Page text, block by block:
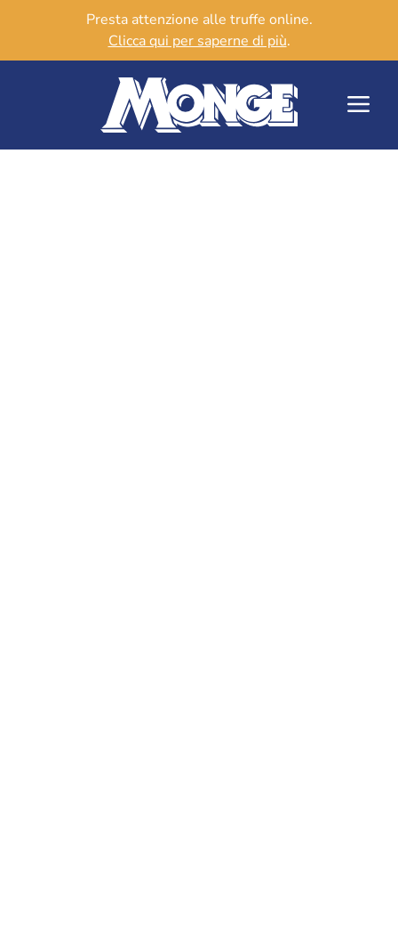
Presta attenzione alle truffe online.
Clicca qui per saperne di più.